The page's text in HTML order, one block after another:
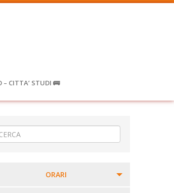
– CITTA’ STUDI 🚌
ORARI